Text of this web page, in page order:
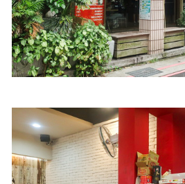
照相簿
影音區
創意出版服務
歷史區
關於Yilan
個人著作